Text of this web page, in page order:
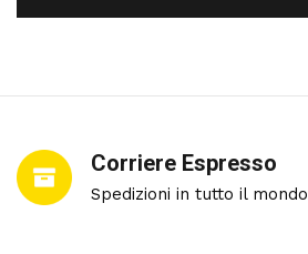
Corriere Espresso
Spedizioni in tutto il mondo